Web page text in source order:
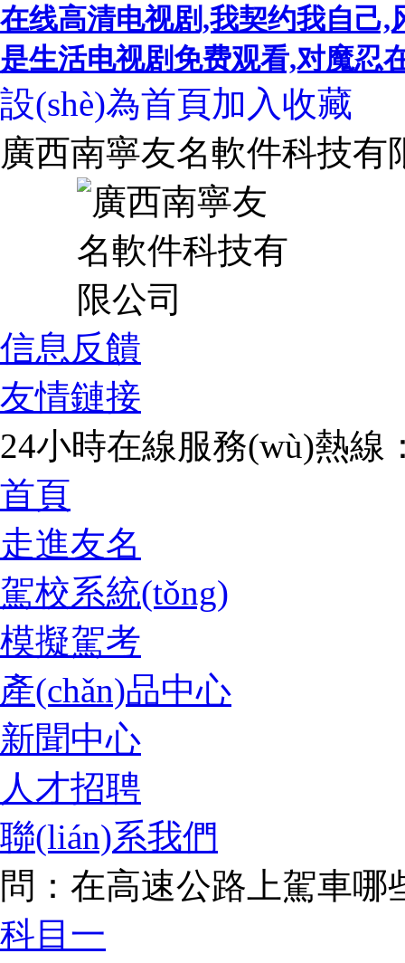
在线高清电视剧,我契约我自己
是生活电视剧免费观看,对魔忍
設(shè)為首頁加入收藏
廣西南寧友名軟件科技有
信息反饋
友情鏈接
24小時在線服務(wù)熱線
首頁
走進友名
駕校系統(tǒng)
模擬駕考
產(chǎn)品中心
新聞中心
人才招聘
聯(lián)系我們
問：在高速公路上駕車哪
科目一